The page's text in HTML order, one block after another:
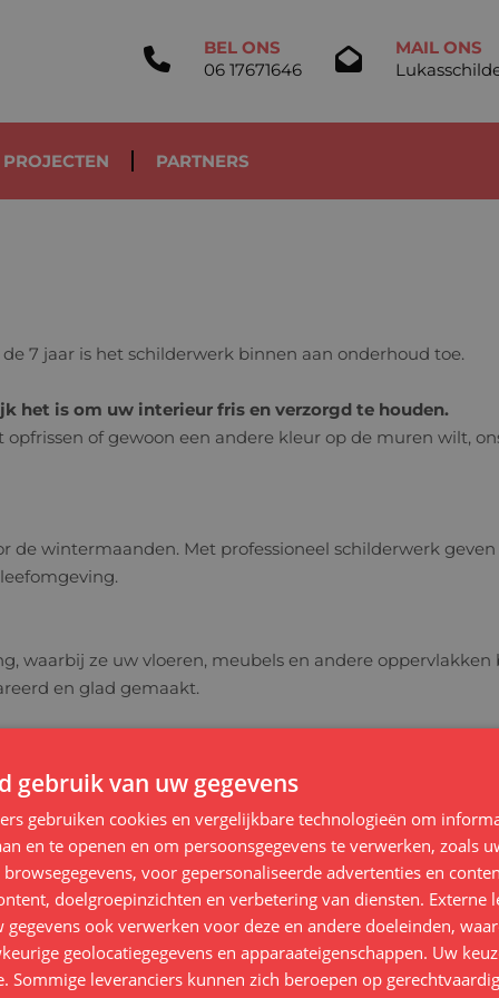
BEL ONS
06 17671646
MAIL ONS
PROJECTEN PARTNERS
7 jaar is het schilderwerk binnen aan onderhoud toe.
het is om uw interieur fris en verzorgd te houden.
of gewoon een andere kleur op de muren wilt,
de wintermaanden. Met professioneel schilderwerk
waarbij ze uw vloeren, meubels en andere
en glad gemaakt.
penseelstreken of een roller, afhankelijk van de
laag aan voor een perfecte dekking.
aspect, maar het verbetert ook de duurzaamheid en
waardoor uw interieur er langer mooi en
gebruik van uw gegevens
gebruiken cookies en vergelijkbare technologieën om
en te openen en om persoonsgegevens te verwerken, zoals
voor gepersonaliseerde advertenties en
doelgroepinzichten en verbetering van diensten. Externe
ook verwerken voor deze en andere doeleinden,
geolocatiegegevens en apparaateigenschappen. Uw
Sommige leveranciers kunnen zich beroepen op